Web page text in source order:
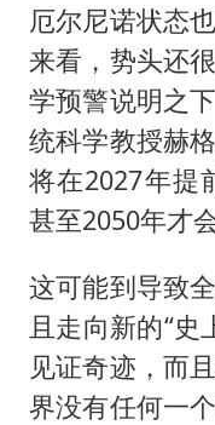
厄尔尼诺状态
来看，势头还
学预警说明之
统科学教授赫
将在2027年提
甚至2050年才
这可能到导致
且走向新的“史
见证奇迹，而
界没有任何一